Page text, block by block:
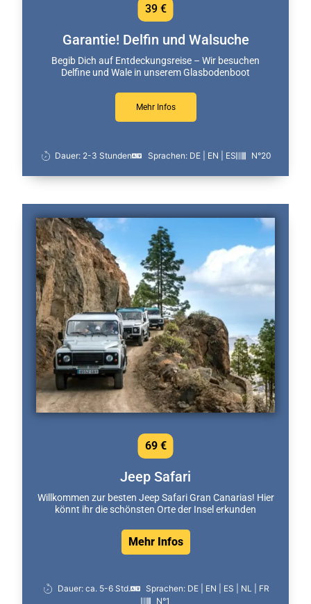
Garantie! Delfin und Walsuche
Begib Dich auf Entdeckungsreise – Wir besuchen
Delfine und Wale in unserem Glasbodenboot
Mehr Infos
39 €
Dauer: 2-3 Stunden Sprachen: DE | EN | ES N°20
Jeep Safari
Willkommen zur besten Jeep Safari Gran Canarias! Hier
könnt ihr die schönsten Orte der Insel erkunden
Mehr Infos
69 €
Dauer: ca. 5-6 Std.
Sprachen: DE | EN | ES | NL | FR
N°1